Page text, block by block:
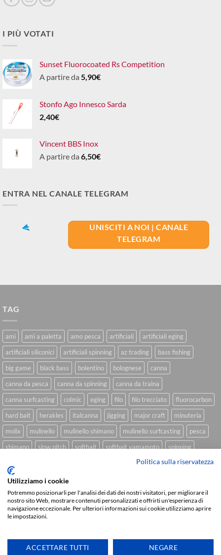
I PIÙ VOTATI
Sunset Fluorocoated Rs Competition
A partire da 5,90€
Stonfo Ago Innesco Sarda
2,40€
Vincent BBS Inox
A partire da 6,50€
ENTRA NEL CANALE TELEGRAM
UNISCITI A NOI | CANALE
TELEGRAM
TAG
ami ami a paletta amo pesca artificiali
artificiali eging
artificiali siliconici
artificiali spinning az trading
bass fishing
big game
black bass bolentino bolognese
canna
canna da pesca
canna da spinning
canna da traina
canna surfcasting
colmic eging filo filo trecciato
fluorocarbon
hard bait
herakles italcanna jigging major craft
minuteria
molix
mulinello mulinello shimano mulinello surfcasting
pesca
shimano
slow pitch softbait softbait yamamoto
spinning
trecciato trolling tubertini
Sviluppato daWe Blink Design
Delivery
Copyright 2026 © IlMaestralePesca.it
Politica sulla riservatezza
Utilizziamo i cookie
Potremmo posizionarli per l'analisi dei dati dei nostri visitatori, per migliorare il
nostro sito Web, mostrare contenuti personalizzati e offrirti un'esperienza di
navigazione eccezionale. Per ulteriori informazioni sui cookie utilizziamo aprire
le impostazioni.
ACCETTARE TUTTI NEGARE